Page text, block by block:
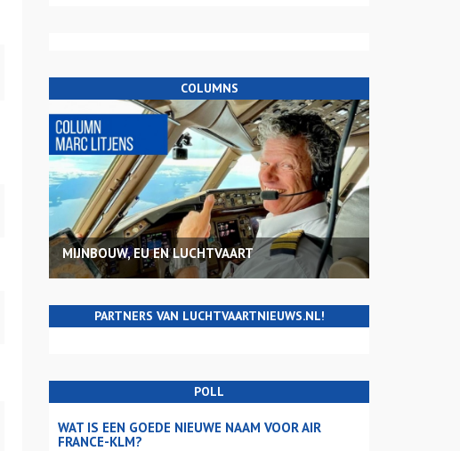
COLUMNS
MIJNBOUW, EU EN LUCHTVAART
PARTNERS VAN LUCHTVAARTNIEUWS.NL!
POLL
WAT IS EEN GOEDE NIEUWE NAAM VOOR AIR
FRANCE-KLM?